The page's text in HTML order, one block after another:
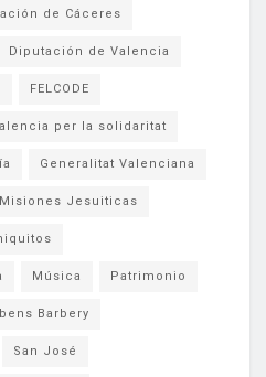
de Cáceres
Diputación de Valencia
FELCODE
per la solidaritat
Generalitat Valenciana
Misiones Jesuiticas
Música Patrimonio
Barbery
San José